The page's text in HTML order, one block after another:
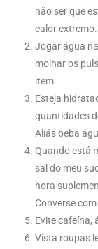
não ser que
calor
Jogar água
molhar os
item.
Esteja
quantidades
Aliás beba
Quando está
sal do meu
hora
Converse
Evite cafeína,
Vista roupas